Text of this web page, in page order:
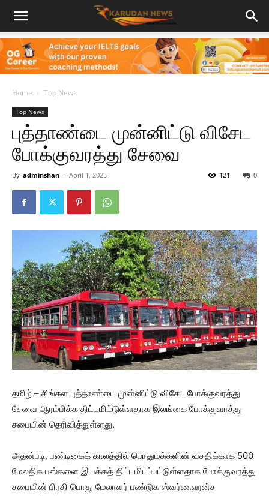
Home Top News
Top News
புத்தாண்டை முன்னிட்டு விசேட
போக்குவரத்து சேவை
By adminshan - April 1, 2025 0
121
தமிழ் – சிங்கள புத்தாண்டை முன்னிட்டு விசேட போக்குவரத்து
சேவை ஆரம்பிக்க திட்டமிட்டுள்ளதாக இலங்கை போக்குவரத்து
சபையின் தெரிவித்துள்ளது.
அதன்படி, பண்டிகைக் காலத்தில் பொதுமக்களின் வசதிக்காக 500
மேலதிக பஸ்களை இயக்கத் திட்டமிடப்பட்டுள்ளதாக போக்குவரத்து
சபையின் பிரதி பொது மேலாளர் பண்டுக ஸ்வர்ணஹன்ச